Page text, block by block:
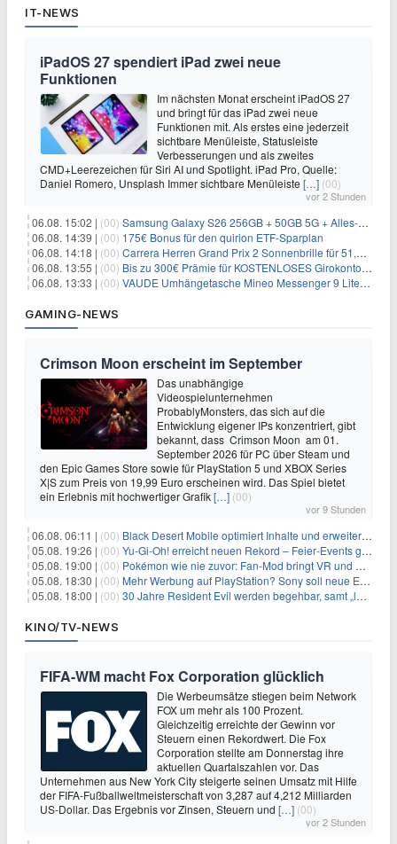
IT-NEWS
iPadOS 27 spendiert iPad zwei neue
Funktionen
Im nächsten Monat erscheint iPadOS 27
und bringt für das iPad zwei neue
Funktionen mit. Als erstes eine jederzeit
sichtbare Menüleiste, Statusleiste
Verbesserungen und als zweites
CMD+Leerezeichen für Siri AI und Spotlight. iPad Pro, Quelle:
Daniel Romero, Unsplash Immer sichtbare Menüleiste […] (00)
vor 2 Stunden
06.08. 15:02 | (00) Samsung Galaxy S26 256GB + 50GB 5G + Alles-Flat im Vodafone-Netz für 19,99€/Monat – eff. 0,20€/Monat
06.08. 14:39 | (00) 175€ Bonus für den quirion ETF-Sparplan
06.08. 14:18 | (00) Carrera Herren Grand Prix 2 Sonnenbrille für 51,55€
06.08. 13:55 | (00) Bis zu 300€ Prämie für KOSTENLOSES Girokonto bei der Santander – 50€ schon nach 1 Woche!
06.08. 13:33 | (00) VAUDE Umhängetasche Mineo Messenger 9 Liter für 26,89€
GAMING-NEWS
Crimson Moon erscheint im September
Das unabhängige
Videospielunternehmen
ProbablyMonsters, das sich auf die
Entwicklung eigener IPs konzentriert, gibt
bekannt, dass Crimson Moon am 01.
September 2026 für PC über Steam und
den Epic Games Store sowie für PlayStation 5 und XBOX Series
X|S zum Preis von 19,99 Euro erscheinen wird. Das Spiel bietet
ein Erlebnis mit hochwertiger Grafik[…] (00)
vor 9 Stunden
06.08. 06:11 | (00) Black Desert Mobile optimiert Inhalte und erweitert Treasure Access
05.08. 19:26 | (00) Yu‑Gi‑Oh! erreicht neuen Rekord – Feier‑Events gestartet
05.08. 19:00 | (00) Pokémon wie nie zuvor: Fan-Mod bringt VR und Ego-Perspektive nach Kanto
05.08. 18:30 | (00) Mehr Werbung auf PlayStation? Sony soll neue Einnahmequellen prüfen
05.08. 18:00 | (00) 30 Jahre Resident Evil werden begehbar, samt „lebensgroßem Leon“
KINO/TV-NEWS
FIFA-WM macht Fox Corporation glücklich
Die Werbeumsätze stiegen beim Network
FOX um mehr als 100 Prozent.
Gleichzeitig erreichte der Gewinn vor
Steuern einen Rekordwert. Die Fox
Corporation stellte am Donnerstag ihre
aktuellen Quartalszahlen vor. Das
Unternehmen aus New York City steigerte seinen Umsatz mit Hilfe
der FIFA-Fußballweltmeisterschaft von 3,287 auf 4,212 Milliarden
US-Dollar. Das Ergebnis vor Zinsen, Steuern und […] (00)
vor 2 Stunden